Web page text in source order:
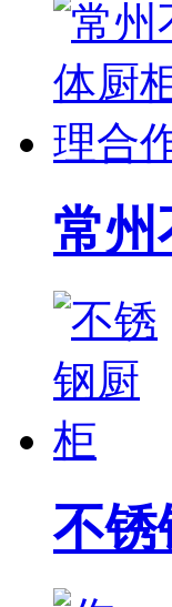
常州
不锈